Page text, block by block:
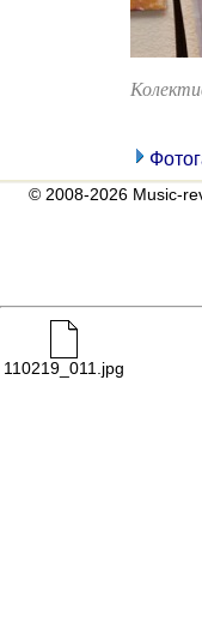
© 2008-2026 Music-
110219_011.jpg